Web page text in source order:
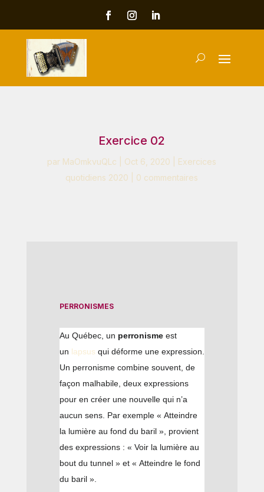
Exercice 02
par MaOmkvuQLc Oct 6, 2020
Exercices
quotidiens 2020
0 commentaires
PERRONISMES
Au Québec, un perronisme est
un lapsus qui déforme une expression.
Un perronisme combine souvent, de
façon malhabile, deux expressions
pour en créer une nouvelle qui n’a
aucun sens. Par exemple « Atteindre
la lumière au fond du baril », provient
des expressions : « Voir la lumière au
bout du tunnel » et « Atteindre le fond
du baril ».